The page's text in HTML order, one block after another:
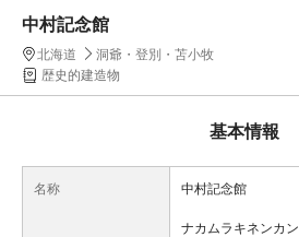
中村記念館
北海道
洞爺・登別・苫小牧
歴史的建造物
基本情報
名称 中村記念館
ナカムラキネンカン